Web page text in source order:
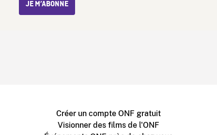
JE M’ABONNE
Créer un compte ONF gratuit
Visionner des films de l'ONF